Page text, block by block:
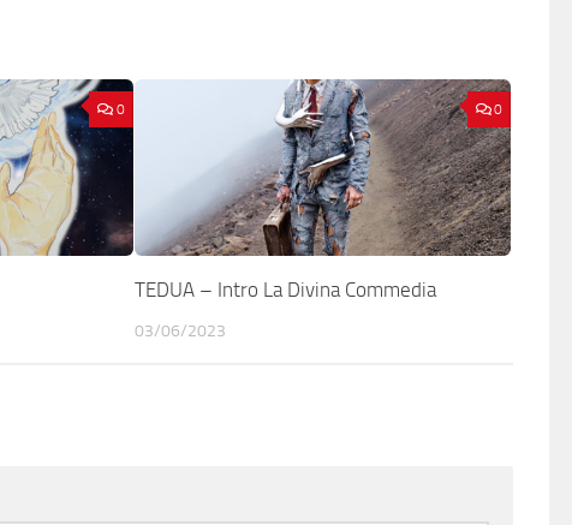
0 0
TEDUA – Intro La Divina Commedia
03/06/2023